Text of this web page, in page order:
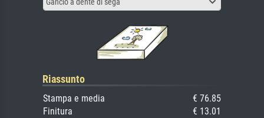
Gancio a dente di sega
Riassunto
Stampa e media
€ 76.85
Finitura
€ 13.01